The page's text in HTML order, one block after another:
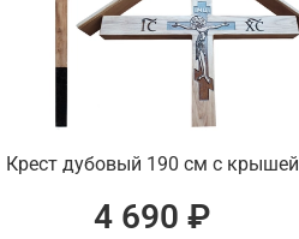
Крест дубовый 190 см с крышей
4 690 ₽